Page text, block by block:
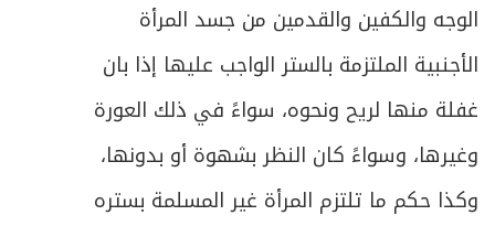
الوجه والكفين والقدمين من جسد المرأة
الأجنبية الملتزمة بالستر الواجب عليها إذا بان
غفلة منها لريح ونحوه، سواءً في ذلك العورة
وغيرها، وسواءً كان النظر بشهوة أو بدونها،
وكذا حكم ما تلتزم المرأة غير المسلمة بستره